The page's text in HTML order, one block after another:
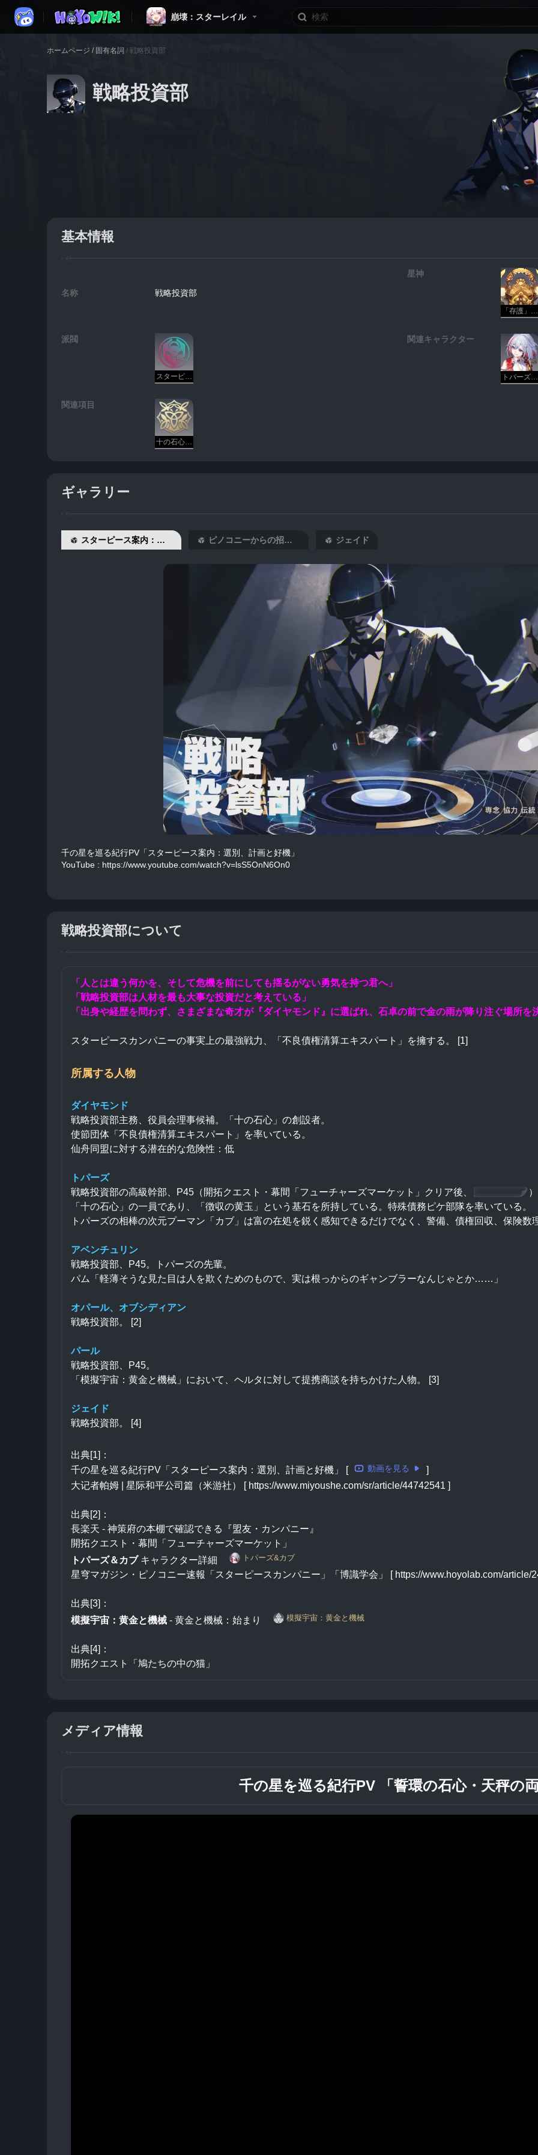
崩壊：スターレイル
ホームページ / 固有名詞 / 戦略投資部
戦略投資部
基本情報
名称 戦略投資部
星神
「存護」・クリフォト
派閥
スターピースカンパニー - 存護
関連キャラクター
関連項目
十の石心 - 存護
ギャラリー
スターピース案内：選別、計画と好機 ピノコニーからの招待状 - アベンチュリン ジェイド
千の星を巡る紀行PV「スターピース案内：選別、計画と好機」
YouTube : https://www.youtube.com/watch?v=lsS5OnN6On0
戦略投資部について
「人とは違う何かを、そして危機を前にしても揺るがない勇気を持つ君へ」
「戦略投資部は人材を最も大事な投資だと考えている」
「出身や経歴を問わず、さまざまな奇才が『ダイヤモンド』に選ばれ、石卓の前で金の雨が降り注ぐ場所を
スターピースカンパニーの事実上の最強戦力、「不良債権清算エキスパート」を擁する。 [1]
所属する人物
ダイヤモンド
戦略投資部主務、役員会理事候補。「十の石心」の創設者。
使節団体「不良債権清算エキスパート」を率いている。
仙舟同盟に対する潜在的な危険性：低
トパーズ
戦略投資部の高級幹部、P45（開拓クエスト・幕間「フューチャーズマーケット」クリア後、
P44に降格
「十の石心」の一員であり、「徴収の黄玉」という基石を所持している。特殊債務ピケ部隊を率いている。
トパーズの相棒の次元プーマン「カブ」は富の在処を鋭く感知できるだけでなく、警備、債権回収、保険数
アベンチュリン
戦略投資部、P45。トパーズの先輩。
パム「軽薄そうな見た目は人を欺くためのもので、実は根っからのギャンブラーなんじゃとか……」
オパール、オブシディアン
戦略投資部。 [2]
パール
戦略投資部、P45。
「模擬宇宙：黄金と機械」において、ヘルタに対して提携商談を持ちかけた人物。 [3]
ジェイド
戦略投資部。 [4]
出典[1]：
千の星を巡る紀行PV「スターピース案内：選別、計画と好機」 [
動画を見る
]
大记者帕姆 | 星际和平公司篇（米游社） [ https://www.miyoushe.com/sr/article/44742541 ]
出典[2]：
長楽天 - 神策府の本棚で確認できる『盟友・カンパニー』
開拓クエスト・幕間「フューチャーズマーケット」
トパーズ＆カブ キャラクター詳細 トパーズ&カブ
星穹マガジン・ピノコニー速報「スターピースカンパニー」「博識学会」 [ https://www.hoyolab.com/article/
出典[3]：
模擬宇宙：黄金と機械 - 黄金と機械：始まり 模擬宇宙：黄金と機械
出典[4]：
開拓クエスト「鳩たちの中の猫」
メディア情報
千の星を巡る紀行PV 「誓環の石心・天秤の